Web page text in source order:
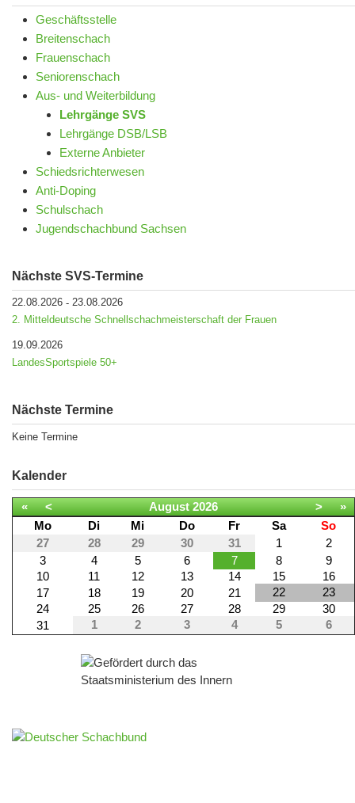
Geschäftsstelle
Breitenschach
Frauenschach
Seniorenschach
Aus- und Weiterbildung
Lehrgänge SVS
Lehrgänge DSB/LSB
Externe Anbieter
Schiedsrichterwesen
Anti-Doping
Schulschach
Jugendschachbund Sachsen
Nächste SVS-Termine
22.08.2026 - 23.08.2026
2. Mitteldeutsche Schnellschachmeisterschaft der Frauen
19.09.2026
LandesSportspiele 50+
Nächste Termine
Keine Termine
Kalender
« < August 2026 >
»
Mo
Di Mi Do Fr Sa
So
27
28 29 30 31 1
2
3
4 5 6 7 8
9
10
11 12 13 14 15
16
17
18 19 20 21 22
23
24
25 26 27 28 29
30
31
1 2 3 4 5 6